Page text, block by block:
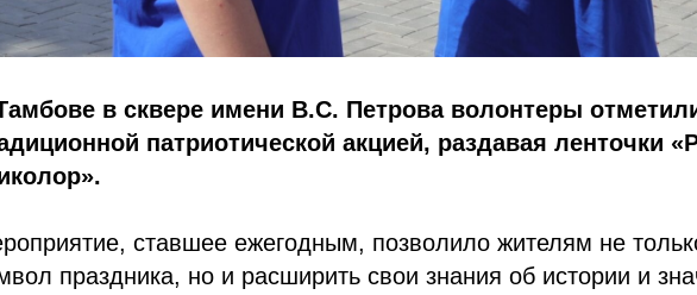
в сквере имени В.С. Петрова волонтеры
патриотической акцией, раздавая ленточки
ставшее ежегодным, позволило жителям не
праздника, но и расширить свои знания об истории и